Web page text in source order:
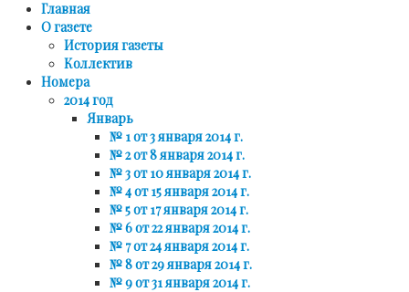
Главная
О газете
История газеты
Коллектив
Номера
2014 год
Январь
№ 1 от 3 января 2014 г.
№ 2 от 8 января 2014 г.
№ 3 от 10 января 2014 г.
№ 4 от 15 января 2014 г.
№ 5 от 17 января 2014 г.
№ 6 от 22 января 2014 г.
№ 7 от 24 января 2014 г.
№ 8 от 29 января 2014 г.
№ 9 от 31 января 2014 г.